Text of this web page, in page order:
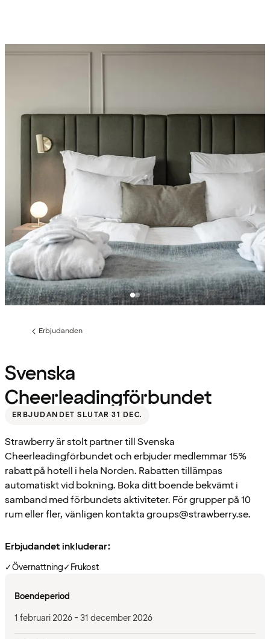
Föregående
Erbjudanden
Svenska
Cheerleadingförbundet
ERBJUDANDET SLUTAR 31 DEC.
Strawberry är stolt partner till Svenska
Cheerleadingförbundet och erbjuder medlemmar 15%
rabatt på hotell i hela Norden. Rabatten tillämpas
automatiskt vid bokning. Boka ditt boende bekvämt i
samband med förbundets aktiviteter. För grupper på 10
rum eller fler, vänligen kontakta groups@strawberry.se.
Erbjudandet inkluderar:
✓Övernattning✓Frukost
Boendeperiod
1 februari 2026 - 31 december 2026